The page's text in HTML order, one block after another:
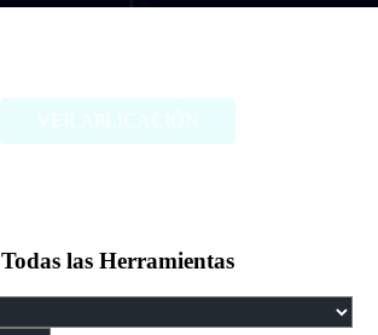
Todas las Herramientas